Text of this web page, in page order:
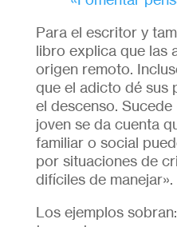
Para el escritor y
libro explica que las
origen remoto.
que el adicto dé sus
el descenso.
joven se da cuenta
familiar o social
por situaciones de
difíciles de manejar».
Los ejemplos